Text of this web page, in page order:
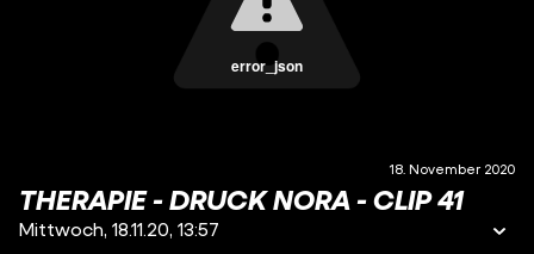
error_json
18. November 2020
THERAPIE - DRUCK NORA - CLIP 41
Mittwoch, 18.11.20, 13:57